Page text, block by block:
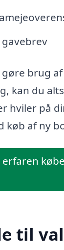
brug af
kan du
hviler på
køb af ny
erfaren
til